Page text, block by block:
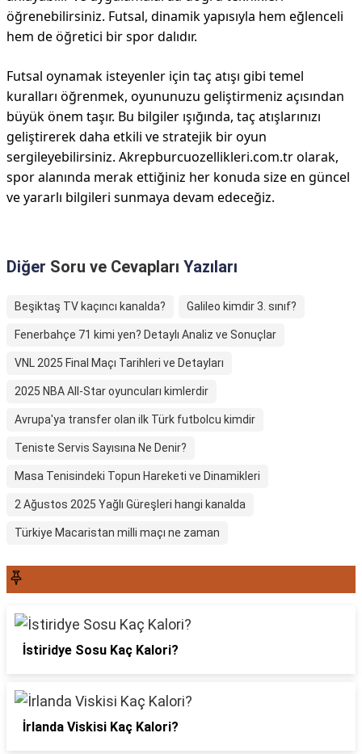
öğrenebilirsiniz. Futsal, dinamik yapısıyla hem eğlenceli
hem de öğretici bir spor dalıdır.
Futsal oynamak isteyenler için taç atışı gibi temel
kuralları öğrenmek, oyununuzu geliştirmeniz açısından
büyük önem taşır. Bu bilgiler ışığında, taç atışlarınızı
geliştirerek daha etkili ve stratejik bir oyun
sergileyebilirsiniz. Akrepburcuozellikleri.com.tr olarak,
spor alanında merak ettiğiniz her konuda size en güncel
ve yararlı bilgileri sunmaya devam edeceğiz.
Diğer Soru ve Cevapları Yazıları
Beşiktaş TV kaçıncı kanalda? Galileo kimdir 3. sınıf?
Fenerbahçe 71 kimi yen? Detaylı Analiz ve Sonuçlar
VNL 2025 Final Maçı Tarihleri ve Detayları
2025 NBA All-Star oyuncuları kimlerdir
Avrupa'ya transfer olan ilk Türk futbolcu kimdir
Teniste Servis Sayısına Ne Denir?
Masa Tenisindeki Topun Hareketi ve Dinamikleri
2 Ağustos 2025 Yağlı Güreşleri hangi kanalda
Türkiye Macaristan milli maçı ne zaman
İstiridye Sosu Kaç Kalori?
İrlanda Viskisi Kaç Kalori?